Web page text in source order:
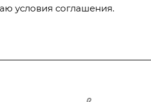
условия соглашения.